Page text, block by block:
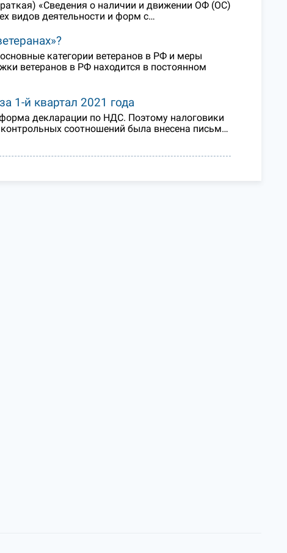
«Сведения о наличии и движении ОФ (ОС)
видов деятельности и форм с…
категории ветеранов в РФ и меры
ветеранов в РФ находится в постоянном
1-й квартал 2021 года
декларации по НДС. Поэтому налоговики
соотношений была внесена письм…